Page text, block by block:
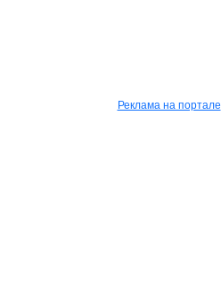
Реклама на портале